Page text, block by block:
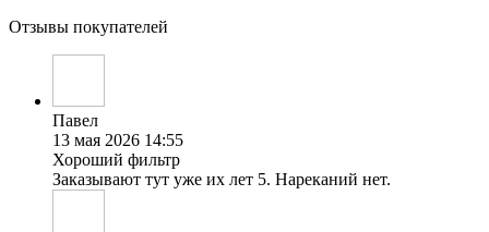
Отзывы покупателей
Павел
13 мая 2026 14:55
Хороший фильтр
Заказывают тут уже их лет 5. Нареканий нет.